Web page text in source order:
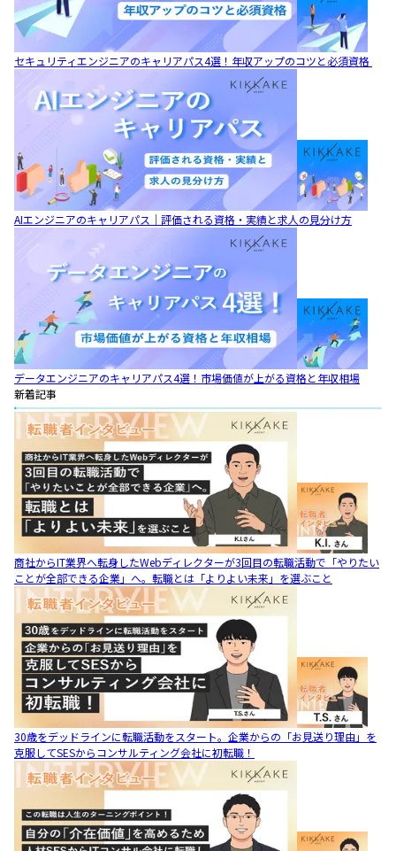
セキュリティエンジニアのキャリアパス4選！年収アップのコツと必須資格
AIエンジニアのキャリアパス｜評価される資格・実績と求人の見分け方
データエンジニアのキャリアパス4選！市場価値が上がる資格と年収相場
新着記事
商社からIT業界へ転身したWebディレクターが3回目の転職活動で「やりたい
ことが全部できる企業」へ。転職とは「よりよい未来」を選ぶこと
30歳をデッドラインに転職活動をスタート。企業からの「お見送り理由」を
克服してSESからコンサルティング会社に初転職！